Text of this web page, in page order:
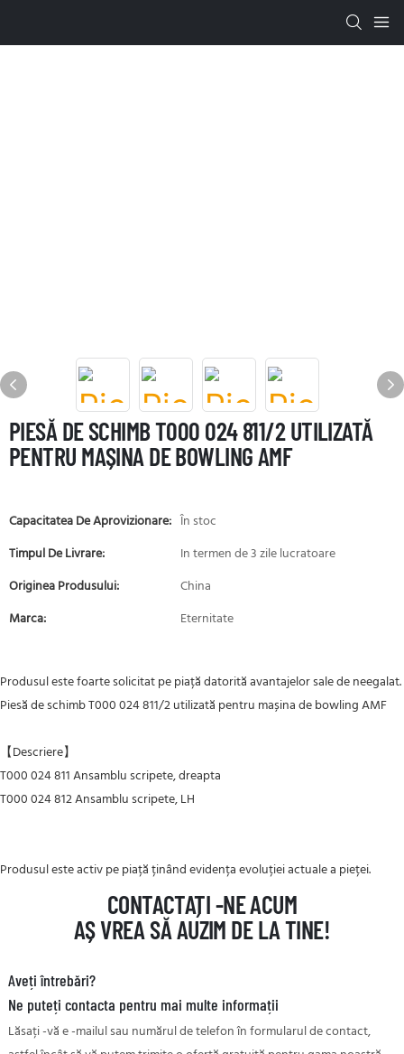
PIESĂ DE SCHIMB T000 024 811/2 UTILIZATĂ
PENTRU MAȘINA DE BOWLING AMF
Capacitatea De Aprovizionare: În stoc
Timpul De Livrare:
In termen de 3 zile lucratoare
Originea Produsului:
China
Marca:
Eternitate
Produsul este foarte solicitat pe piață datorită avantajelor sale de neegalat.
Piesă de schimb T000 024 811/2 utilizată pentru mașina de bowling AMF
【Descriere】
T000 024 811 Ansamblu scripete, dreapta
T000 024 812Ansamblu scripete, LH
Produsul este activ pe piață ținând evidența evoluției actuale a pieței.
CONTACTAȚI -NE ACUM
AȘ VREA SĂ AUZIM DE LA TINE!
Aveți întrebări?
Ne puteți contacta pentru mai multe informații
Lăsați -vă e -mailul sau numărul de telefon în formularul de contact,